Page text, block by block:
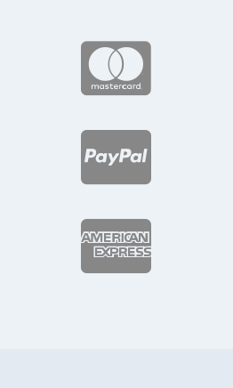


